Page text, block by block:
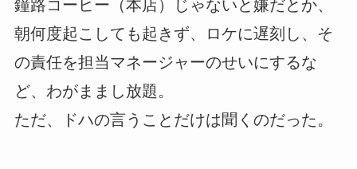
鐘路コーヒー（本店）じゃないと嫌だとか、
朝何度起こしても起きず、ロケに遅刻し、そ
の責任を担当マネージャーのせいにするな
ど、わがままし放題。
ただ、ドハの言うことだけは聞くのだった。